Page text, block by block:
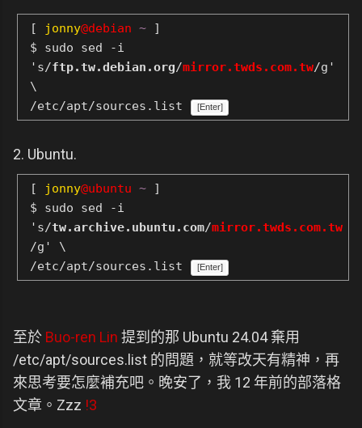
[ jonny@debian ~ ]
$ sudo sed -i
's/ftp.tw.debian.org/mirror.twds.com.tw/g'
\
/etc/apt/sources.list
[Enter]
2. Ubuntu.
[ jonny@ubuntu ~ ]
$ sudo sed -i
's/tw.archive.ubuntu.com/mirror.twds.com.tw
/g' \
/etc/apt/sources.list
[Enter]
至於 Buo-ren Lin 提到的那 Ubuntu 24.04 棄用
/etc/apt/sources.list 的問題，就等改天有精神，再
來思考要怎麼補充吧。晚安了，我 12 年前的部落格
文章。Zzz !3